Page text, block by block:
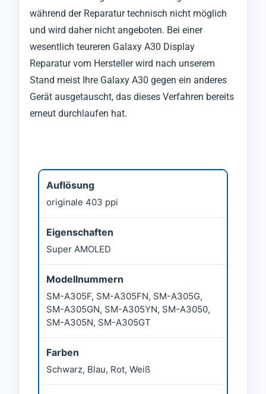
während der Reparatur technisch nicht möglich
und wird daher nicht angeboten. Bei einer
wesentlich teureren Galaxy A30 Display
Reparatur vom Hersteller wird nach unserem
Stand meist Ihre Galaxy A30 gegen ein anderes
Gerät ausgetauscht, das dieses Verfahren bereits
erneut durchlaufen hat.
Auflösung
originale 403 ppi
Eigenschaften
Super AMOLED
Modellnummern
SM-A305F, SM-A305FN, SM-A305G,
SM-A305GN, SM-A305YN, SM-A3050,
SM-A305N, SM-A305GT
Farben
Schwarz, Blau, Rot, Weiß